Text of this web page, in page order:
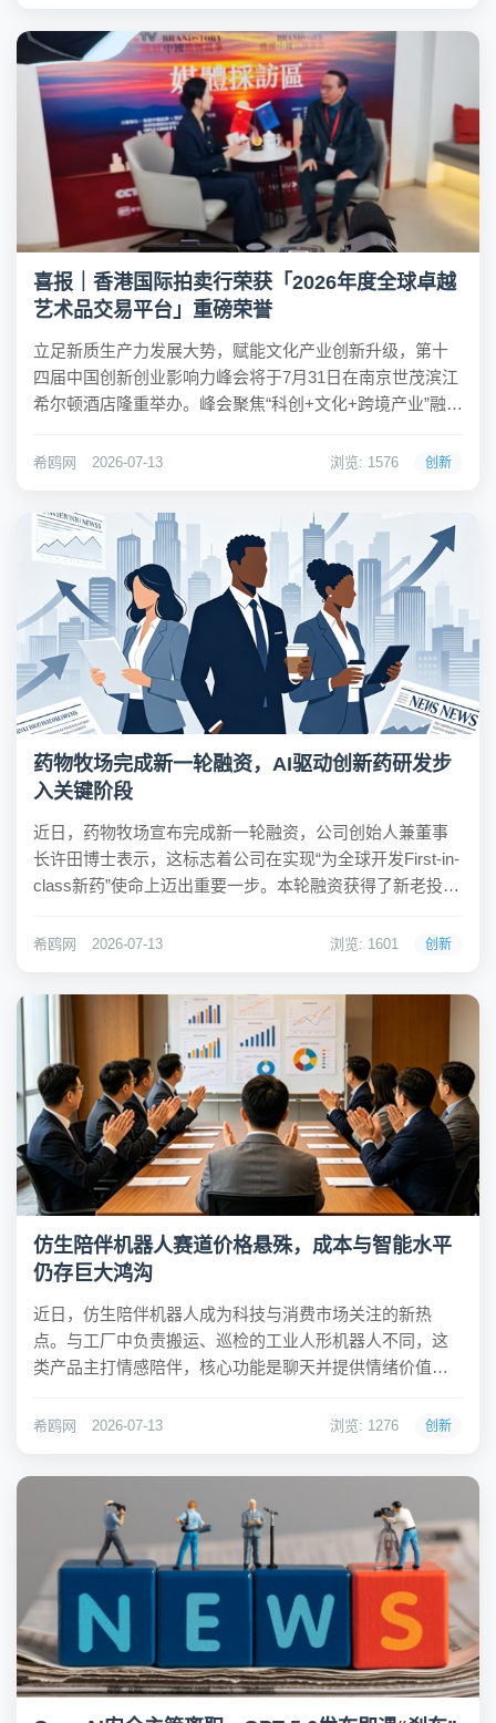
喜报｜香港国际拍卖行荣获「2026年度全球卓越
艺术品交易平台」重磅荣誉
立足新质生产力发展大势，赋能文化产业创新升级，第十
四届中国创新创业影响力峰会将于7月31日在南京世茂滨江
希尔顿酒店隆重举办。峰会聚焦“科创+文化+跨境产业”融合
领军力量，打造全国性高端产业交流平台。深耕艺术品跨
希鸥网 2026-07-13 浏览: 1576 创新
药物牧场完成新一轮融资，AI驱动创新药研发步
入关键阶段
近日，药物牧场宣布完成新一轮融资，公司创始人兼董事
长许田博士表示，这标志着公司在实现“为全球开发First-in-
class新药”使命上迈出重要一步。本轮融资获得了新老投资
资金将主要用于推进核心管线DF-003和DF-006的临床开
希鸥网 2026-07-13 浏览: 1601 创新
仿生陪伴机器人赛道价格悬殊，成本与智能水平
仍存巨大鸿沟
近日，仿生陪伴机器人成为科技与消费市场关注的新热
点。与工厂中负责搬运、巡检的工业人形机器人不同，这
类产品主打情感陪伴，核心功能是聊天并提供情绪价值，
1.58万元至99万元不等，不同价位的机器人在技术路线、
希鸥网 2026-07-13 浏览: 1276 创新